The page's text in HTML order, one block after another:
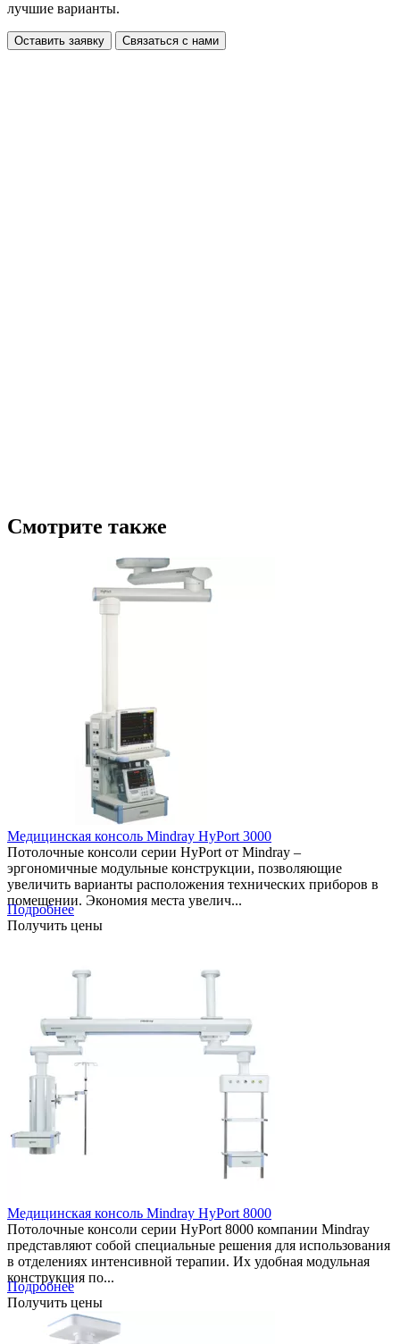
лучшие варианты.
Оставить заявку Связаться с нами
Смотрите также
Медицинская консоль Mindray HyPort 3000
Потолочные консоли серии HyPort от Mindray –
эргономичные модульные конструкции, позволяющие
увеличить варианты расположения технических приборов в
помещении. Экономия места увелич...
Подробнее
Получить цены
Медицинская консоль Mindray HyPort 8000
Потолочные консоли серии HyPort 8000 компании Mindray
представляют собой специальные решения для использования
в отделениях интенсивной терапии. Их удобная модульная
конструкция по...
Подробнее
Получить цены